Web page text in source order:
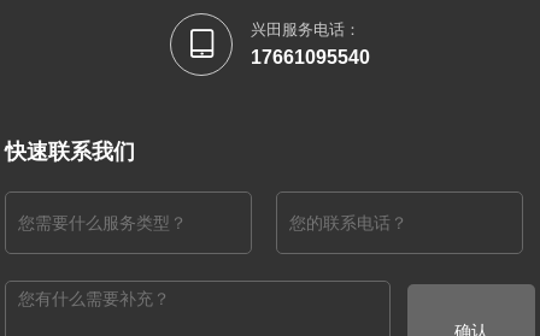
 兴田服务电话：
17661095540
快速联系我们
确认